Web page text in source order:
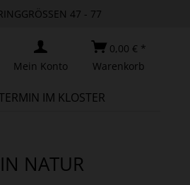
47 - 77
Mein Konto
0,00 € *
Warenkorb
IM KLOSTER
NATUR